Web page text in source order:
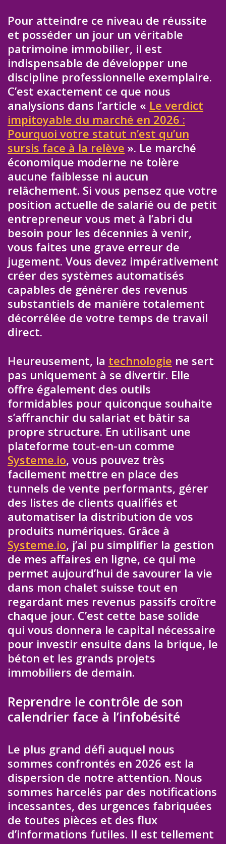
Pour atteindre ce niveau de réussite
et posséder un jour un véritable
patrimoine immobilier, il est
indispensable de développer une
discipline professionnelle exemplaire.
C’est exactement ce que nous
analysions dans l’article « Le verdict
impitoyable du marché en 2026 :
Pourquoi votre statut n’est qu’un
sursis face à la relève ». Le marché
économique moderne ne tolère
aucune faiblesse ni aucun
relâchement. Si vous pensez que votre
position actuelle de salarié ou de petit
entrepreneur vous met à l’abri du
besoin pour les décennies à venir,
vous faites une grave erreur de
jugement. Vous devez impérativement
créer des systèmes automatisés
capables de générer des revenus
substantiels de manière totalement
décorrélée de votre temps de travail
direct.
Heureusement, la technologie ne sert
pas uniquement à se divertir. Elle
offre également des outils
formidables pour quiconque souhaite
s’affranchir du salariat et bâtir sa
propre structure. En utilisant une
plateforme tout-en-un comme
Systeme.io, vous pouvez très
facilement mettre en place des
tunnels de vente performants, gérer
des listes de clients qualifiés et
automatiser la distribution de vos
produits numériques. Grâce à
Systeme.io, j’ai pu simplifier la gestion
de mes affaires en ligne, ce qui me
permet aujourd’hui de savourer la vie
dans mon chalet suisse tout en
regardant mes revenus passifs croître
chaque jour. C’est cette base solide
qui vous donnera le capital nécessaire
pour investir ensuite dans la brique, le
béton et les grands projets
immobiliers de demain.
Reprendre le contrôle de son
calendrier face à l’infobésité
Le plus grand défi auquel nous
sommes confrontés en 2026 est la
dispersion de notre attention. Nous
sommes harcelés par des notifications
incessantes, des urgences fabriquées
de toutes pièces et des flux
d’informations futiles. Il est tellement